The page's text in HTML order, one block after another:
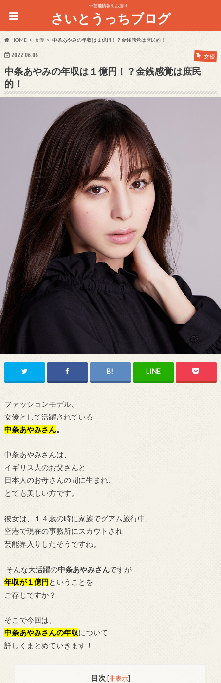
☆芸能情報をお届け！
さいとうっちブログ
HOME 女優 中条あやみの年収は１億円！？金銭感覚は庶民的！
2022.06.06 女優
中条あやみの年収は１億円！？金銭感覚は庶民
的！
ファッションモデル、
女優として活躍されている
中条あやみさん。
中条あやみさんは、
イギリス人のお父さんと
日本人のお母さんの間に生まれ、
とても美しい方です。
彼女は、１４歳の時に家族でグアム旅行中、
空港で現在の事務所にスカウトされ
芸能界入りしたそうですね。
そんな大活躍の中条あやみさんですが
年収が１億円ということを
ご存じですか？
そこで今回は、
中条あやみさんの年収について
詳しくまとめていきます！
目次 [非表示]